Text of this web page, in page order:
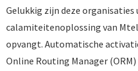
Gelukkig zijn deze
calamiteitenoplossing van
opvangt. Automatische
Online Routing Manager